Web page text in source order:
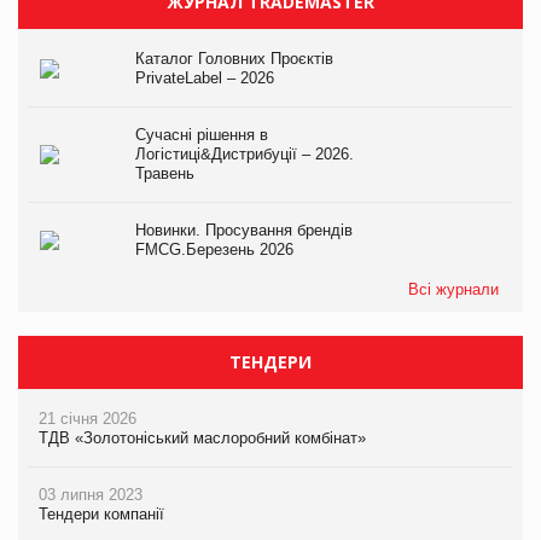
Каталог Головних Проєктів
PrivateLabel – 2026
Сучасні рішення в
Логістиці&Дистрибуції – 2026.
Травень
Новинки. Просування брендів
FMCG.Березень 2026
Всі журнали
ТЕНДЕРИ
21 січня 2026
ТДВ «Золотоніський маслоробний комбінат»
03 липня 2023
Тендери компанії